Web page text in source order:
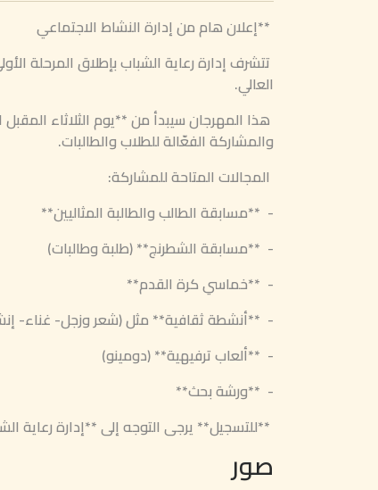
**إعلان هام من إدارة النشاط الاجتماعي
تتشرف إدارة رعاية الشباب بإطلاق المرحلة
العالي.
والمشاركة الفعّالة للطلاب والطالبات.
المجالات المتاحة للمشاركة:
- **مسابقة الطالب والطالبة المثاليين**
- **مسابقة الشطرنج** (طلبة وطالبات)
- **خماسي كرة القدم**
- **أنشطة ثقافية** مثل (شعر وزجل- غناء-
- **ألعاب ترفيهية** (دومينو)
- **ورشة بحث**
**للتسجيل** يرجى التوجه إلى **إدارة رعاية
صور